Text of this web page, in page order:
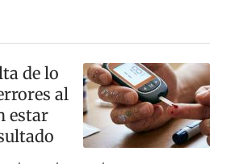
de lo
al
estar